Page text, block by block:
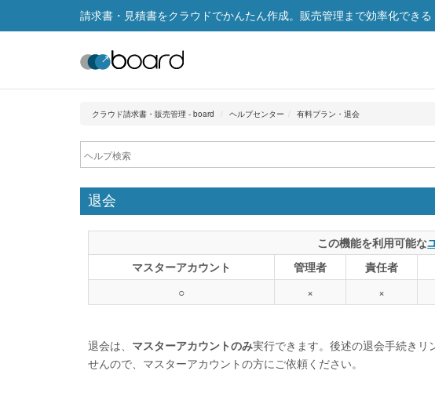
請求書・見積書をクラウドでかんたん作成。販売管理まで効率化できる
クラウド請求書・販売管理 - board ヘルプセンター 有料プラン・退会
退会
この機能を利用可能な
マスターアカウント
管理者 責任者
○
× ×
退会は、 マスターアカウントのみ実行できます。後述の退会手続きリ
せんので、マスターアカウントの方にご依頼ください。